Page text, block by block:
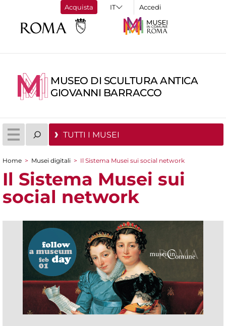
Acquista Accedi
MUSEO DI SCULTURA ANTICA
GIOVANNI BARRACCO
TUTTI I MUSEI
Tu sei qui
Home > Musei digitali > Il Sistema Musei sui social network
Il Sistema Musei sui
social network